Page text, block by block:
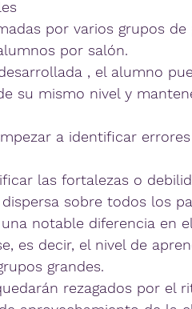
por varios grupos
por salón.
, el alumno
su mismo nivel y
a identificar
las fortalezas o
sobre todos los
notable diferencia en
es decir, el nivel de
grandes.
rezagados por el